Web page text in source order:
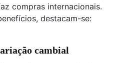
compras internacionais.
destacam-se:
cambial